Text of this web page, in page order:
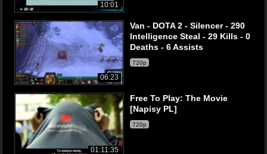
10:01
06:23
Van - DOTA 2 - Silencer - 290
Intelligence Steal - 29 Kills - 0
Deaths - 6 Assists
720p
01:11:35
Free To Play: The Movie
[Napisy PL]
720p